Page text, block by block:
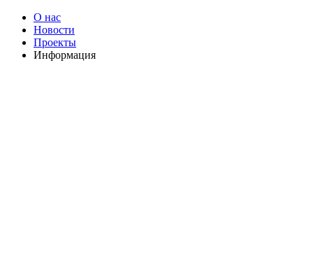
О нас
Новости
Проекты
Информация